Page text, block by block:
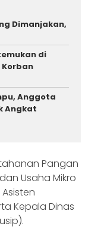
Dimanjakan,
di
Anggota
Angkat
Pangan
Usaha Mikro
Kepala Dinas